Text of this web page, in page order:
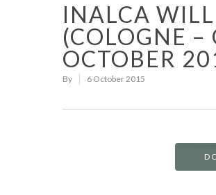
INALCA
(COLOGNE
OCTOBER
By 6 October 2015